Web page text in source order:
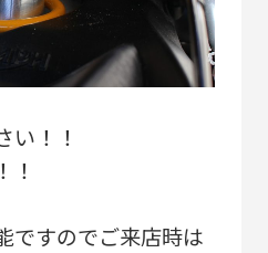
い！！
！
ですのでご来店時は